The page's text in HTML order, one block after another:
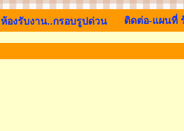
ห้องรับงาน..กรอบรูปด่วน ติดต่อ-แผนที่